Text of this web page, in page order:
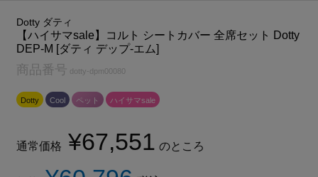
Dotty ダティ
【ハイサマsale】コルト シートカバー 全席セット Dotty
DEP-M [ダティ デップ-エム]
商品番号 dotty-dpm00080
Dotty Cool ペット ハイサマsale
通常価格 ¥67,551 のところ